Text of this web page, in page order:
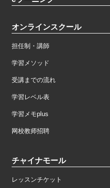
オンラインスクール
担任制・講師
学習メソッド
受講までの流れ
学習レベル表
学習メモplus
网校教师招聘
チャイナモール
レッスンチケット